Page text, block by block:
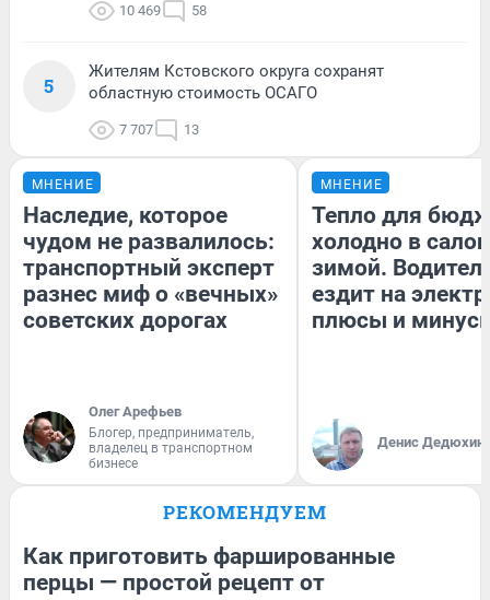
10 469 58
5
Жителям Кстовского округа сохранят
областную стоимость ОСАГО
7 707 13
МНЕНИЕ
Наследие, которое
чудом не развалилось:
транспортный эксперт
разнес миф о «вечных»
советских дорогах
Олег Арефьев
Блогер, предприниматель,
владелец в транспортном
бизнесе
МНЕНИЕ
Тепло для
холодно в
зимой.
ездит на
плюсы и
Денис Дедюхин
РЕКОМЕНДУЕМ
Как приготовить фаршированные
перцы — простой рецепт от